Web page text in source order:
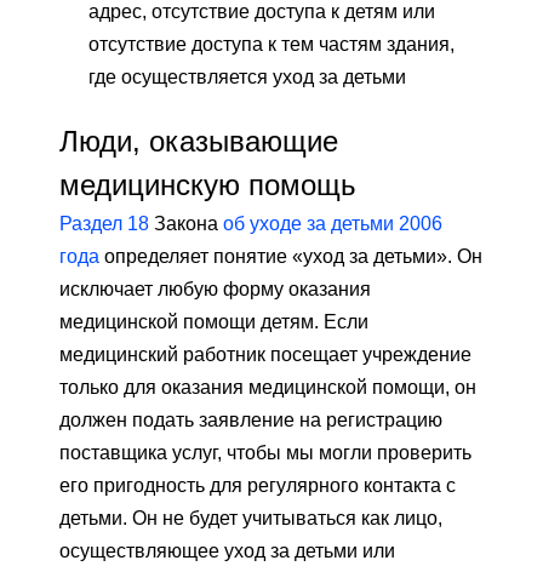
адрес, отсутствие доступа к детям или
отсутствие доступа к тем частям здания,
где осуществляется уход за детьми
Люди, оказывающие
медицинскую помощь
Раздел 18 Закона об уходе за детьми 2006
года определяет понятие «уход за детьми». Он
исключает любую форму оказания
медицинской помощи детям. Если
медицинский работник посещает учреждение
только для оказания медицинской помощи, он
должен подать заявление на регистрацию
поставщика услуг, чтобы мы могли проверить
его пригодность для регулярного контакта с
детьми. Он не будет учитываться как лицо,
осуществляющее уход за детьми или